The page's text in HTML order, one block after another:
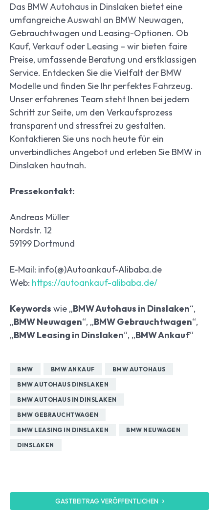
Das BMW Autohaus in Dinslaken bietet eine
umfangreiche Auswahl an BMW Neuwagen,
Gebrauchtwagen und Leasing-Optionen. Ob
Kauf, Verkauf oder Leasing – wir bieten faire
Preise, umfassende Beratung und erstklassigen
Service. Entdecken Sie die Vielfalt der BMW
Modelle und finden Sie Ihr perfektes Fahrzeug.
Unser erfahrenes Team steht Ihnen bei jedem
Schritt zur Seite, um den Verkaufsprozess
transparent und stressfrei zu gestalten.
Kontaktieren Sie uns noch heute für ein
unverbindliches Angebot und erleben Sie BMW in
Dinslaken hautnah.
Pressekontakt:
Andreas Müller
Nordstr. 12
59199 Dortmund
E-Mail: info(@)Autoankauf-Alibaba.de
Web: https://autoankauf-alibaba.de/
Keywords wie „BMW Autohaus in Dinslaken“,
„BMW Neuwagen“, „BMW Gebrauchtwagen“,
„BMW Leasing in Dinslaken“, „BMW Ankauf“
BMW BMW ANKAUF BMW AUTOHAUS
BMW AUTOHAUS DINSLAKEN
BMW AUTOHAUS IN DINSLAKEN
BMW GEBRAUCHTWAGEN
BMW LEASING IN DINSLAKEN BMW NEUWAGEN
DINSLAKEN
GASTBEITRAG VERÖFFENTLICHEN